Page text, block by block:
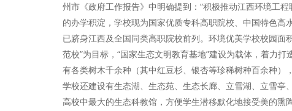
州市《政府工作报告》中明确提到：“积极推动江西环境工
的办学积淀，学校现为国家优质专科高职院校、中国特色
已跻身江西及全国同类高职院校前列。环境优美学校校园
范校”为目标，“国家生态文明教育基地”建设为载体，着力
有各类树木千余种（其中红豆杉、银杏等珍稀树种百余种）
学校还建设有生态湖、生态苑、生态长廊、立雪湖、立雪
高校中最大的生态科教馆，方便学生潜移默化地接受美的